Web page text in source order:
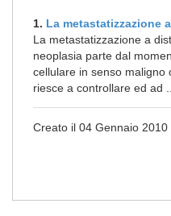
1. La metastatizzazione
La metastatizzazione a
neoplasia parte dal
cellulare in senso maligno
riesce a controllare ed ad ...
Creato il 04 Gennaio 2010